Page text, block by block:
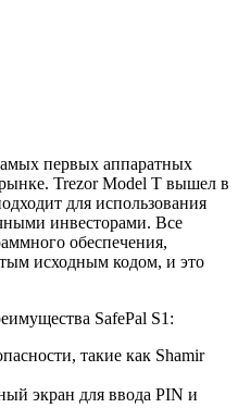
первых аппаратных
Trezor Model T вышел в
для использования
инвесторами. Все
обеспечения,
исходным кодом, и это
SafePal S1:
такие как Shamir
экран для ввода PIN и